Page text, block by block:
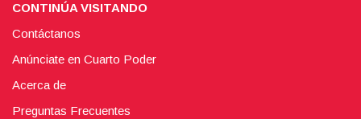
CONTINÚA VISITANDO
Contáctanos
Anúnciate en Cuarto Poder
Acerca de
Preguntas Frecuentes